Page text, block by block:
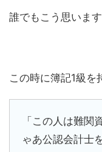
誰でもこう思います
この時に簿記1級を
「この人は難関
ゃあ公認会計士